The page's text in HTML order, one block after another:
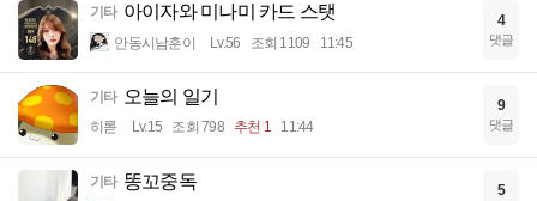
기타 아이자와 미나미 카드 스탯
안동시남훈이 Lv.56 조회 1109 11:45
4
댓글
기타 오늘의 일기
히롣 Lv.15 조회 798 추천 1 11:44
9
댓글
기타 똥꼬중독 5